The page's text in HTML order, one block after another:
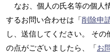
なお、個人の氏名等の個人
するお問い合わせは「削除申
し、送信してください。 そ
の点がございましたら、「お